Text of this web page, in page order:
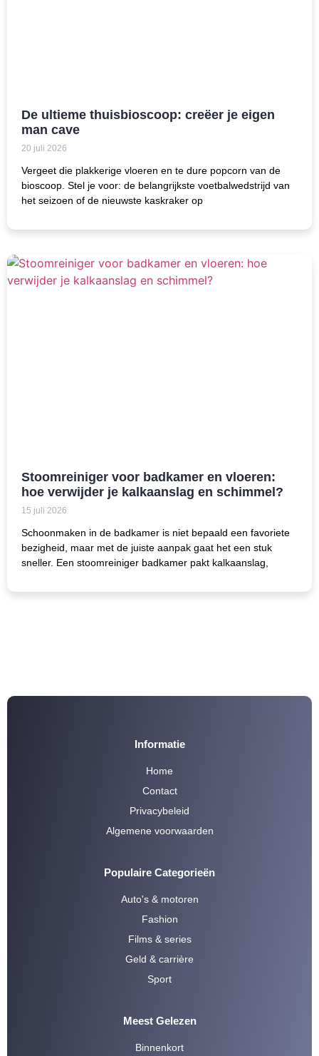
De ultieme thuisbioscoop: creëer je eigen
man cave
20 juli 2026
Vergeet die plakkerige vloeren en te dure popcorn van de
bioscoop. Stel je voor: de belangrijkste voetbalwedstrijd van
het seizoen of de nieuwste kaskraker op
Stoomreiniger voor badkamer en vloeren:
hoe verwijder je kalkaanslag en schimmel?
15 juli 2026
Schoonmaken in de badkamer is niet bepaald een favoriete
bezigheid, maar met de juiste aanpak gaat het een stuk
sneller. Een stoomreiniger badkamer pakt kalkaanslag,
Informatie
Home
Contact
Privacybeleid
Algemene voorwaarden
Populaire Categorieën
Auto's & motoren
Fashion
Films & series
Geld & carrière
Sport
Meest Gelezen
Binnenkort